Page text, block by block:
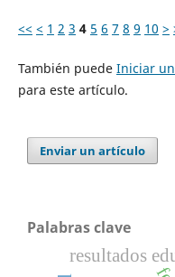
<< < 1 2 3 4 5 6 7 8 9 10 >
También puede Iniciar
para este artículo.
Enviar un artículo
Palabras clave
resultados